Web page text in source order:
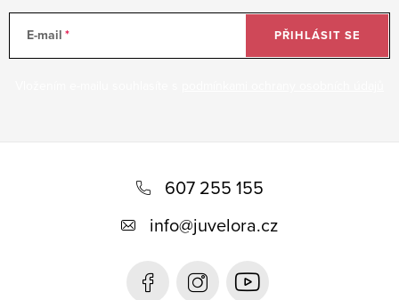
E-mail PŘIHLÁSIT SE
607 255 155
info@juvelora.cz